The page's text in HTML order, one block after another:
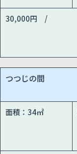
30,000円 /
つつじの間
面積：34㎡